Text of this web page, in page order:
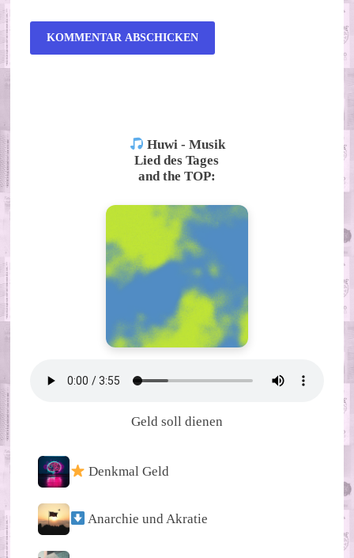
Huwi - Musik
Lied des Tages
and the TOP:
Geld soll dienen
Denkmal Geld
Anarchie und Akratie